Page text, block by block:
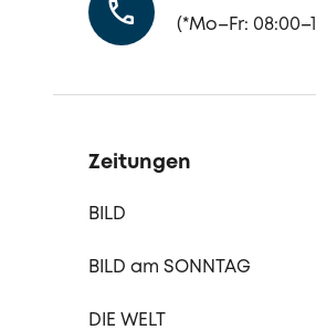
(*Mo–Fr:
Zeitungen
BILD
BILD am SONNTAG
DIE WELT